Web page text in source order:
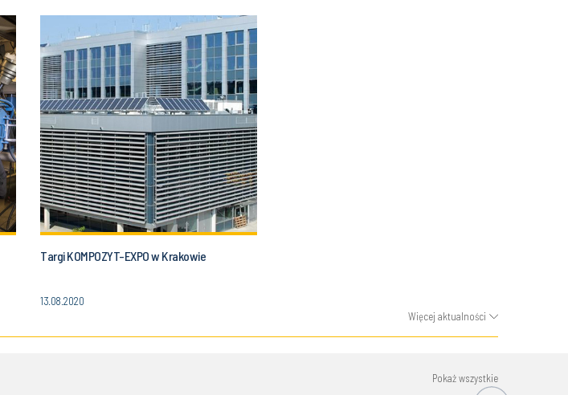
Targi KOMPOZYT-EXPO w Krakowie
13.08.2020
Więcej aktualności
Pokaż wszystkie